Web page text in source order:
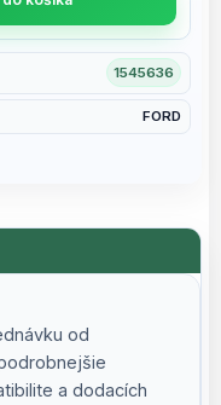
1545636
FORD
od
a dodacích